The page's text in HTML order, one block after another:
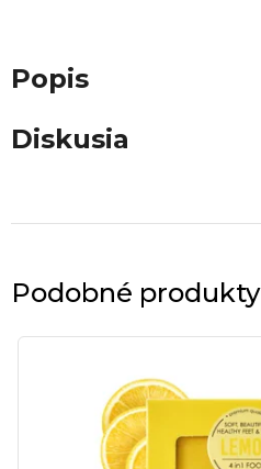
Popis
Diskusia
Podobné produkty